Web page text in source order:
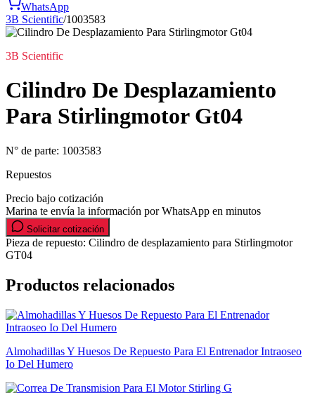
WhatsApp
3B Scientific/1003583
3B Scientific
Cilindro De Desplazamiento
Para Stirlingmotor Gt04
N° de parte: 1003583
Repuestos
Precio bajo cotización
Marina te envía la información por WhatsApp en minutos
Solicitar cotización
Pieza de repuesto: Cilindro de desplazamiento para Stirlingmotor
GT04
Productos relacionados
Almohadillas Y Huesos De Repuesto Para El Entrenador Intraoseo
Io Del Humero